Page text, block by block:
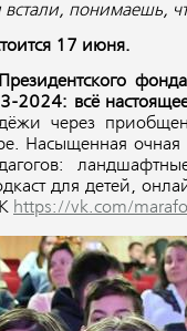
понимаешь,
17 июня.
фонда
2024: всё
через
Насыщенная
для детей,
https://vk.com/